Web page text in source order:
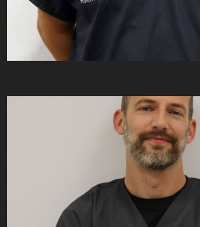
Vicent Campos Beneyto